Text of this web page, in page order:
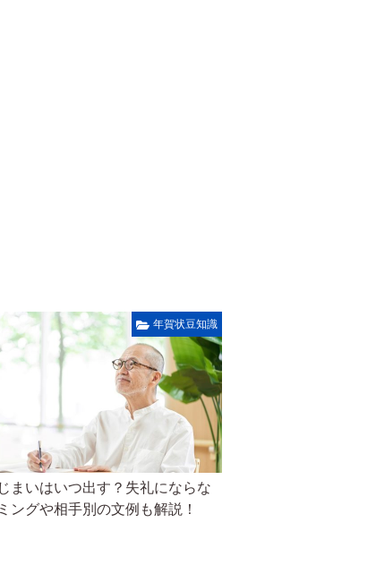
年賀状豆知識
まいはいつ出す？失礼にならな
ングや相手別の文例も解説！